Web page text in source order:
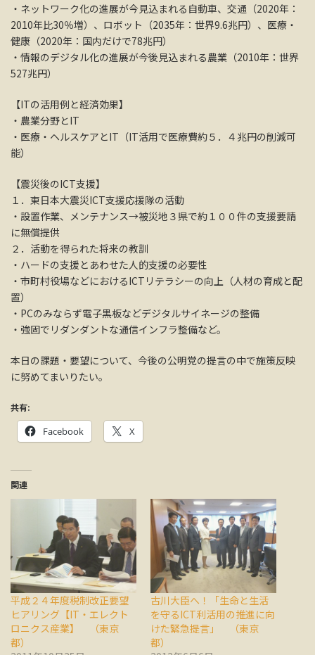
・ネットワーク化の進展が今見込まれる自動車、交通（2020年：
2010年比30％増）、ロボット（2035年：世界9.6兆円）、医療・
健康（2020年：国内だけで78兆円）
・情報のデジタル化の進展が今後見込まれる農業（2010年：世界
527兆円）
【ITの活用例と経済効果】
・農業分野とIT
・医療・ヘルスケアとIT（IT活用で医療費約５．４兆円の削減可
能）
【震災後のICT支援】
１．東日本大震災ICT支援応援隊の活動
・設置作業、メンテナンス→被災地３県で約１００件の支援要請
に無償提供
２．活動を得られた将来の教訓
・ハードの支援とあわせた人的支援の必要性
・市町村役場などにおけるICTリテラシーの向上（人材の育成と配
置）
・PCのみならず電子黒板などデジタルサイネージの整備
・強固でリダンダントな通信インフラ整備など。
本日の課題・要望について、今後の公明党の提言の中で施策反映
に努めてまいりたい。
共有:
Facebook X
関連
平成２４年度税制改正要望
ヒアリング【IT・エレクト
ロニクス産業】 （東京
都）
古川大臣へ！「生命と生活
を守るICT利活用の推進に向
けた緊急提言」 （東京
都）